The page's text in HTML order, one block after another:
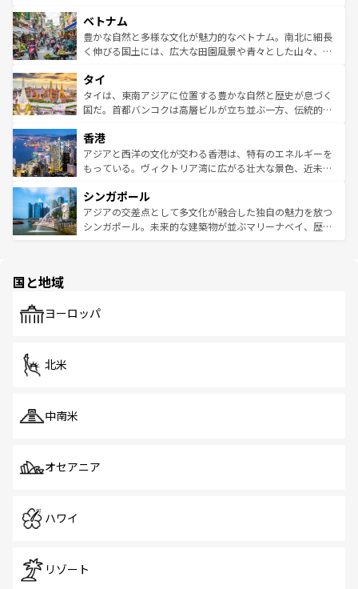
参照してほしい。
容にもいいと評判のスイーツなど、バラエティ豊かな料理
が味わえる。 なお、新着の台湾情報は コンテンツ一覧を参
照してほしい。
き、地方に足を延ばせば四季折々の自然美を楽しむことが
できる。そして、キムチや焼肉、絶品のストリートフード
まで、さまざまな韓国料理が待っている。夜には、韓国な
リティに包まれながら、韓国の多彩な魅力を心ゆくまで味
わってみてほしい。 なお、新着の韓国情報はコンテンツ一
覧を参照してほしい。
ベトナム
豊かな自然と多様な文化が魅力的なベトナム。南北に細長
く伸びる国土には、広大な田園風景や青々とした山々、世
急速な発展と共に伝統が息づく。ハノイの古い町並みやホ
ーチミン市のフランス統治時代の建物も、独特の雰囲気を
醸し出している。また、バラエティの豊かさとおいしさで
とつ。フォーやバインミー、ベトナムコーヒーなどは、ぜ
ひ現地で味わいたい。どの地域を訪れてもあたたかい人々
が旅行者を迎えてくれるので、きっと忘れられない旅にな
参照してほしい。
タイ
タイは、東南アジアに位置する豊かな自然と歴史が息づく
国だ。首都バンコクは高層ビルが立ち並ぶ一方、伝統的な
の活気が交差している。北部ではチェンマイなどの山岳地
帯で自然と触れ合い、南部ではプーケットやクラビの美し
いビーチでリゾート気分を楽しむことができる。タイ料理
激する。気候は一年中温暖で、どの季節にも異なる楽しみ
が待っている。親しみやすいタイの人々、仏教を中心とし
た文化、そして多様な観光資源が、訪れる旅人を魅了し続
香港
アジアと西洋の文化が交わる香港は、特有のエネルギーを
もっている。ヴィクトリア湾に広がる壮大な景色、近未来
み、どこを訪れても感動するはず。観光スポットが密集し
ており、効率よく見どころを回れるのも魅力。息をのむよ
うな絶景から文化的な体験まで、香港を存分に楽しみ尽く
シンガポール
アジアの交差点として多文化が融合した独自の魅力を放つ
シンガポール。未来的な建築物が並ぶマリーナベイ、歴史
で、ホーカーズは地元の風情を楽しめる外せないスポット
国と地域
ヨーロッパ
北米
中南米
オセアニア
ハワイ
リゾート